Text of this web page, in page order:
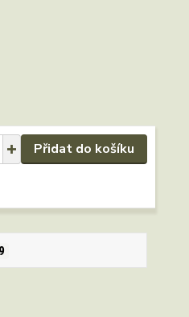
Přidat do košíku
9